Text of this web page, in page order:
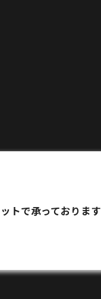
トで承っております